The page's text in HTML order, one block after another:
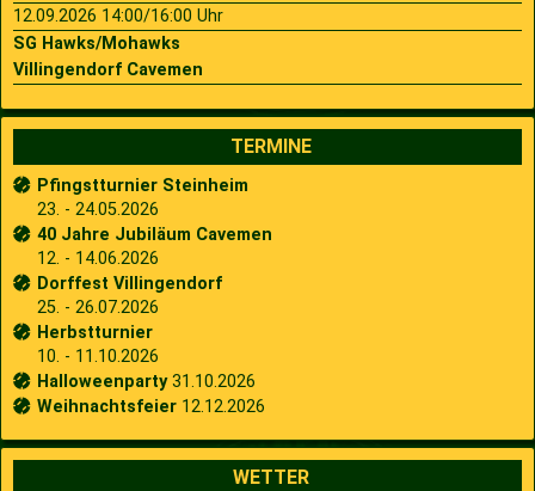
12.09.2026 14:00/16:00 Uhr
SG Hawks/Mohawks
Villingendorf Cavemen
TERMINE
Pfingstturnier Steinheim
23. - 24.05.2026
40 Jahre Jubiläum Cavemen
12. - 14.06.2026
Dorffest Villingendorf
25. - 26.07.2026
Herbstturnier
10. - 11.10.2026
Halloweenparty31.10.2026
Weihnachtsfeier 12.12.2026
WETTER